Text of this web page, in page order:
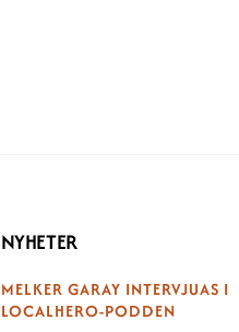
NYHETER
MELKER GARAY INTERVJUAS I
LOCALHERO-PODDEN